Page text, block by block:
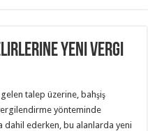
yeni vergi
talep üzerine, bahşiş
yönteminde
dahil ederken, bu alanlarda yeni